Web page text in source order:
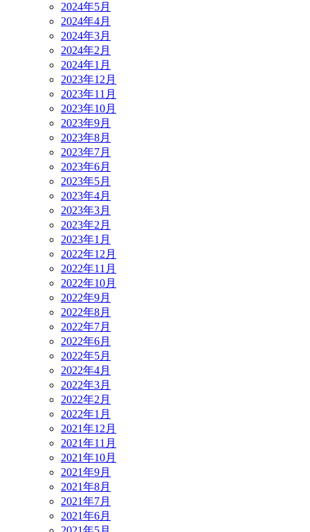
2024年5月
2024年4月
2024年3月
2024年2月
2024年1月
2023年12月
2023年11月
2023年10月
2023年9月
2023年8月
2023年7月
2023年6月
2023年5月
2023年4月
2023年3月
2023年2月
2023年1月
2022年12月
2022年11月
2022年10月
2022年9月
2022年8月
2022年7月
2022年6月
2022年5月
2022年4月
2022年3月
2022年2月
2022年1月
2021年12月
2021年11月
2021年10月
2021年9月
2021年8月
2021年7月
2021年6月